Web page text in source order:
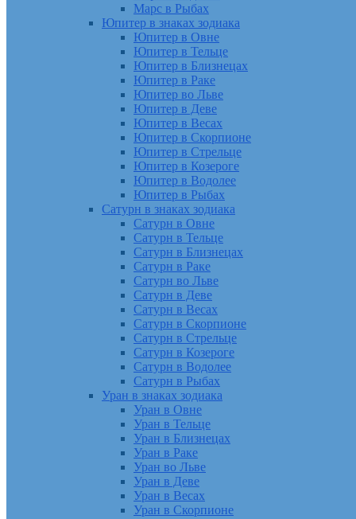
Марс в Рыбах
Юпитер в знаках зодиака
Юпитер в Овне
Юпитер в Тельце
Юпитер в Близнецах
Юпитер в Раке
Юпитер во Льве
Юпитер в Деве
Юпитер в Весах
Юпитер в Скорпионе
Юпитер в Стрельце
Юпитер в Козероге
Юпитер в Водолее
Юпитер в Рыбах
Сатурн в знаках зодиака
Сатурн в Овне
Сатурн в Тельце
Сатурн в Близнецах
Сатурн в Раке
Сатурн во Льве
Сатурн в Деве
Сатурн в Весах
Сатурн в Скорпионе
Сатурн в Стрельце
Сатурн в Козероге
Сатурн в Водолее
Сатурн в Рыбах
Уран в знаках зодиака
Уран в Овне
Уран в Тельце
Уран в Близнецах
Уран в Раке
Уран во Льве
Уран в Деве
Уран в Весах
Уран в Скорпионе